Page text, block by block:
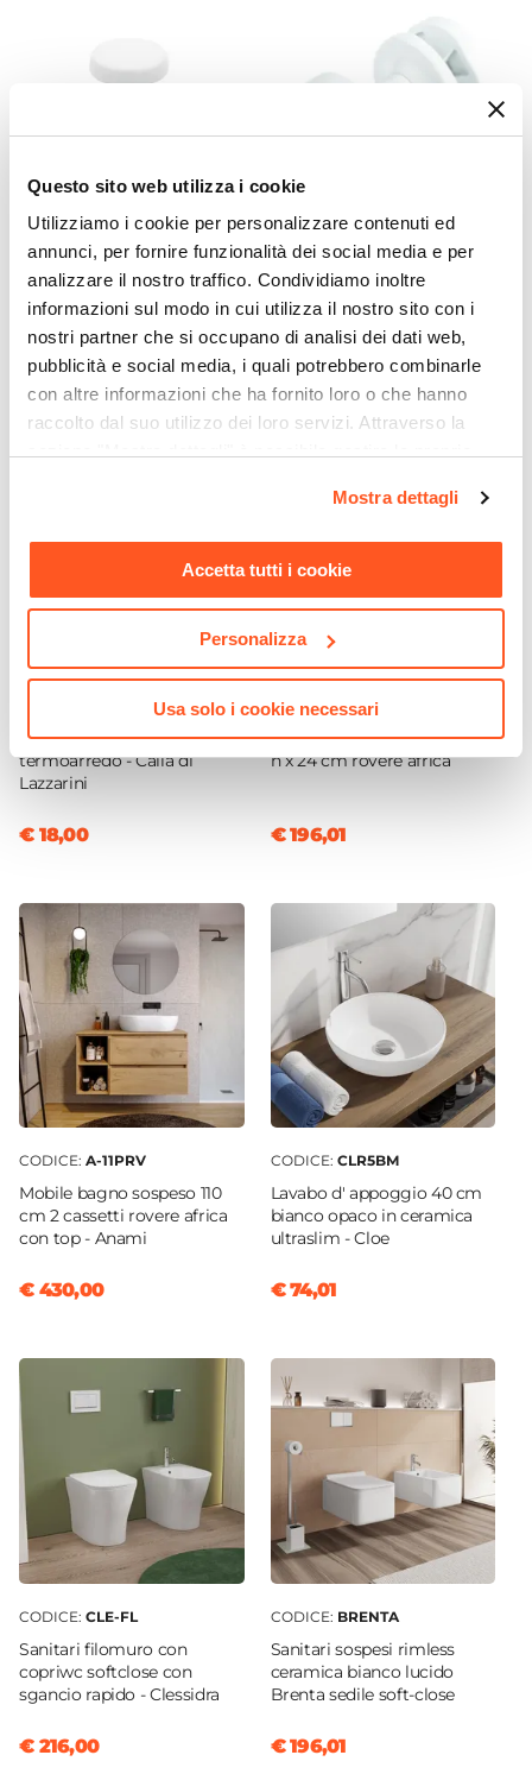
Questo sito web utilizza i cookie
Utilizziamo i cookie per personalizzare contenuti ed
annunci, per fornire funzionalità dei social media e per
analizzare il nostro traffico. Condividiamo inoltre
informazioni sul modo in cui utilizza il nostro sito con i
nostri partner che si occupano di analisi dei dati web,
pubblicità e social media, i quali potrebbero combinarle
con altre informazioni che ha fornito loro o che hanno
raccolto dal suo utilizzo dei loro servizi. Attraverso la
momento. Per maggiori informazioni si invita a leggere la
Mostra dettagli
Accetta tutti i cookie
Personalizza
Usa solo i cookie necessari
5 x 1 cm
Acciaio al carbonio
Colore
Bianco
Posizione Attacchi
Laterale
Reversibile
No
Potenza Termica
700 W
Valvola Di Sfiato
Non incluso
Incluso
Non incluso
CODICE:385020
Appendino bianco
magnetico per termoarredo
- Calla di Lazzarini
€ 44,01
CODICE:388132
Appendino bianco per
termoarredo - Calla di
Lazzarini
€ 16,01
Appendino cromato per
termoarredo - Calla di
Lazzarini
€ 18,00
CODICE:NBM-14C
Colonna bagno sospesa 140
h x 24 cm rovere africa
€ 196,01
CODICE: A-11PRV
Mobile bagno sospeso 110
cm 2 cassetti rovere africa
con top - Anami
€ 430,00
CODICE: CLR5BM
Lavabo d' appoggio 40 cm
bianco opaco in ceramica
ultraslim - Cloe
€ 74,01
CODICE: CLE-FL
Sanitari filomuro con
copriwc softclose con
sgancio rapido - Clessidra
€ 216,00
CODICE: BRENTA
Sanitari sospesi rimless
ceramica bianco lucido
Brenta sedile soft-close
€ 196,01